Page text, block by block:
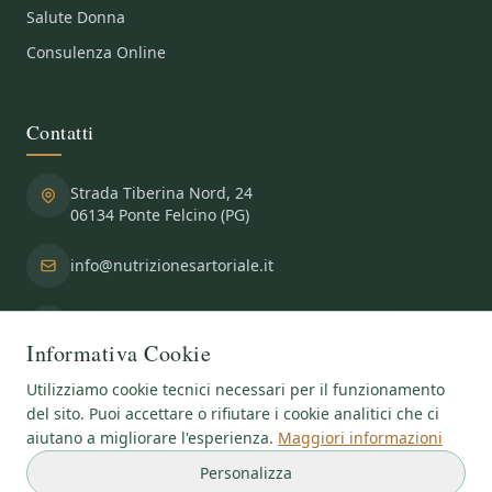
Salute Donna
Consulenza Online
Contatti
Strada Tiberina Nord, 24
06134 Ponte Felcino (PG)
info@nutrizionesartoriale.it
+39 075 691 752
Centro Medico Specialistico Fisiosalus SRL
Informativa Cookie
Utilizziamo cookie tecnici necessari per il funzionamento
del sito. Puoi accettare o rifiutare i cookie analitici che ci
aiutano a migliorare l'esperienza. Maggiori informazioni
Personalizza